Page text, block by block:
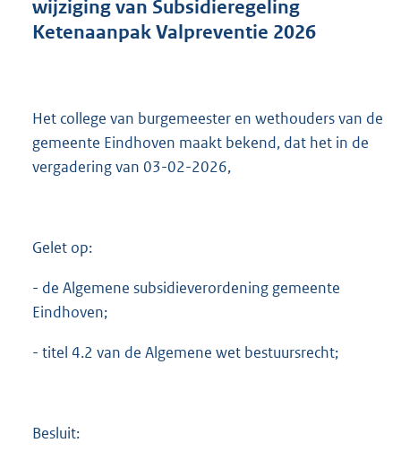
t
t
3
K
wijziging van Subsidieregeling
Ketenaanpak Valpreventie 2026
Het college van burgemeester en wethouders van de
gemeente Eindhoven maakt bekend, dat het in de
vergadering van 03-02-2026,
Gelet op:
- de Algemene subsidieverordening gemeente
Eindhoven;
- titel 4.2 van de Algemene wet bestuursrecht;
Besluit: